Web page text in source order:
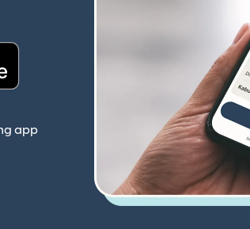
sa bagong window)
app